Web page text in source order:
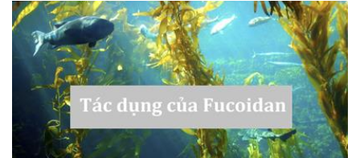
đáy tử cung có hình vòm nằm ở phía trên. Hai bên đáy tử
cung có 2 vòi trứng là con đường thông thương giữa 2
buồng trứng với tử cung.